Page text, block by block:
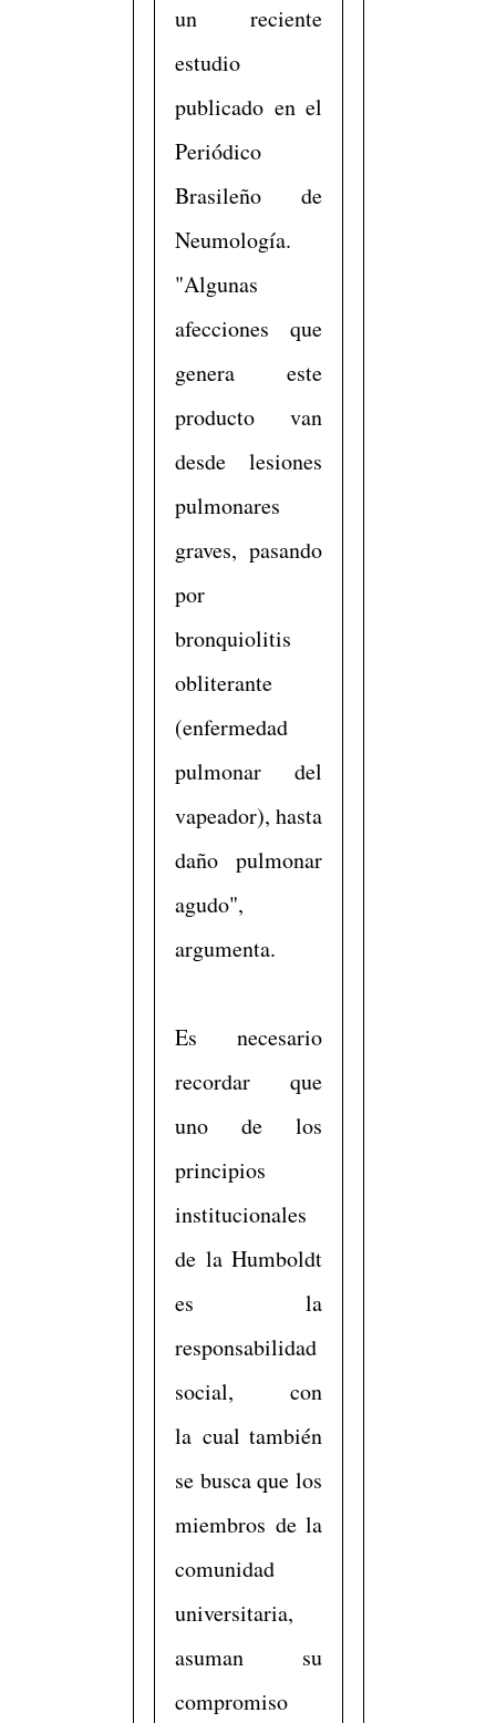
un reciente
estudio
publicado en el
Periódico
Brasileño de
Neumología.
"Algunas
afecciones que
genera este
producto van
desde lesiones
pulmonares
graves, pasando
por
bronquiolitis
obliterante
(enfermedad
pulmonar del
vapeador), hasta
daño pulmonar
agudo",
argumenta.
Es necesario
recordar que
uno de los
principios
institucionales
de la Humboldt
es la
responsabilidad
social, con
la cual también
se busca que los
miembros de la
comunidad
universitaria,
asuman su
compromiso